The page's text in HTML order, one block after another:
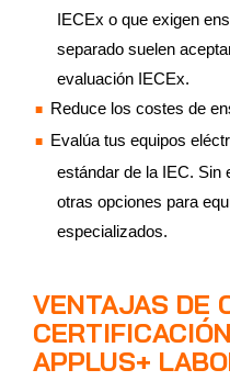
IECEx o que exigen
separado suelen
evaluación IECEx.
Reduce los costes de
Evalúa tus equipos
estándar de la IEC. Sin
otras opciones para
especializados.
VENTAJAS DE
APPLUS+